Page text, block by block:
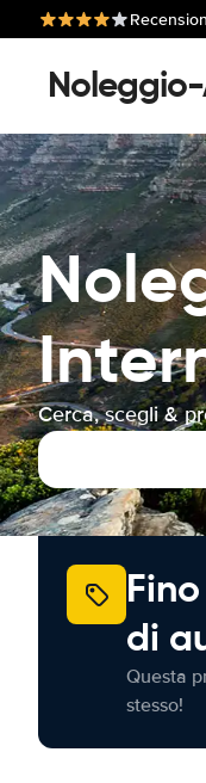
Cerca, scegli &
di
Questa
stesso!